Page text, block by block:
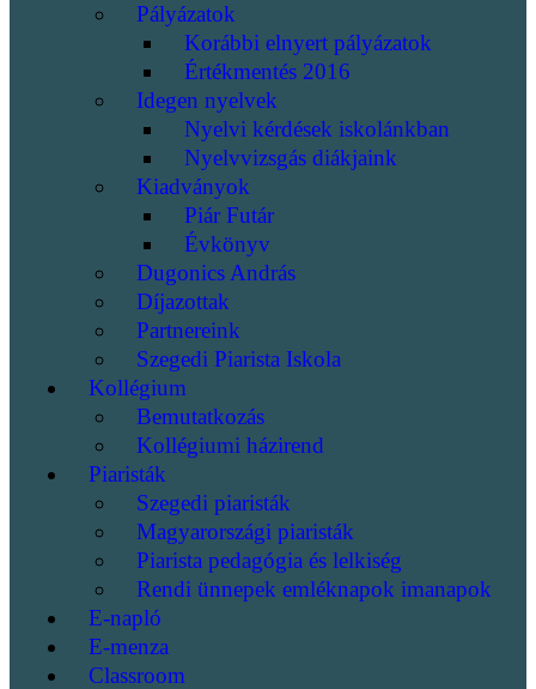
Pályázatok
Korábbi elnyert pályázatok
Értékmentés 2016
Idegen nyelvek
Nyelvi kérdések iskolánkban
Nyelvvizsgás diákjaink
Kiadványok
Piár Futár
Évkönyv
Dugonics András
Díjazottak
Partnereink
Szegedi Piarista Iskola
Kollégium
Bemutatkozás
Kollégiumi házirend
Piaristák
Szegedi piaristák
Magyarországi piaristák
Piarista pedagógia és lelkiség
Rendi ünnepek emléknapok imanapok
E-napló
E-menza
Classroom